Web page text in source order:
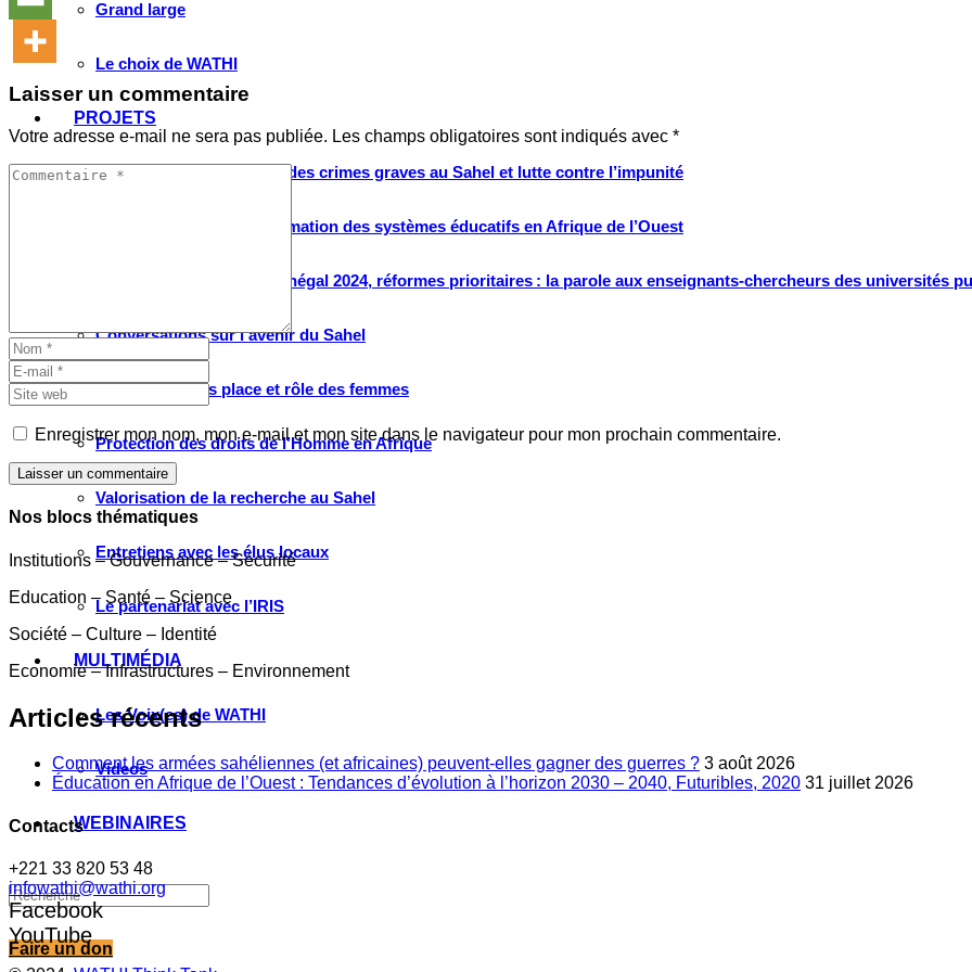
Grand large
Le choix de WATHI
PROJETS
Justice pour les victimes des crimes graves au Sahel et lutte contre l’impunité
Renforcement et transformation des systèmes éducatifs en Afrique de l’Ouest
Élection présidentielle Sénégal 2024, réformes prioritaires : la parole aux enseignants-chercheurs des universités
Conversations sur l’avenir du Sahel
Débats citoyens place et rôle des femmes
Protection des droits de l’Homme en Afrique
Valorisation de la recherche au Sahel
Entretiens avec les élus locaux
Le partenariat avec l’IRIS
MULTIMÉDIA
Les Voix(es) de WATHI
Videos
WEBINAIRES
Faire un don
Laisser un commentaire
Votre adresse e-mail ne sera pas publiée. Les champs obligatoires sont indiqués avec *
Enregistrer mon nom, mon e-mail et mon site dans le navigateur pour mon prochain commentaire.
Laisser un commentaire
Nos blocs thématiques
Institutions – Gouvernance – Sécurité
Education – Santé – Science
Société – Culture – Identité
Economie – Infrastructures – Environnement
Articles récents
Comment les armées sahéliennes (et africaines) peuvent-elles gagner des guerres ? 3 août 2026
Éducation en Afrique de l’Ouest : Tendances d’évolution à l’horizon 2030 – 2040, Futuribles, 2020 31 juillet 2026
Contacts
+221 33 820 53 48
infowathi@wathi.org
Facebook
YouTube